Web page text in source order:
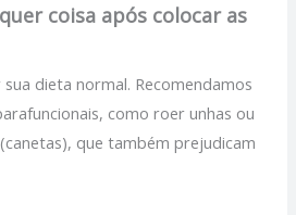
coisa após colocar as
dieta normal. Recomendamos
como roer unhas ou
que também prejudicam